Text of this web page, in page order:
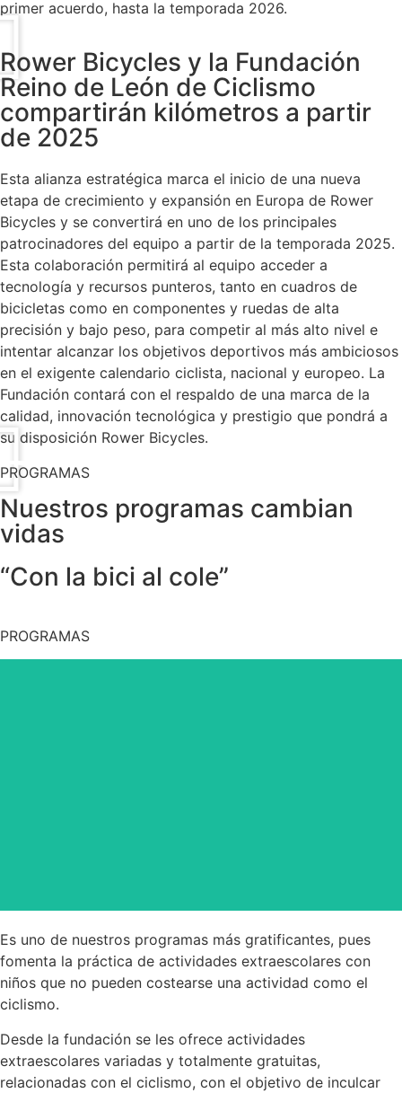
primer acuerdo, hasta la temporada 2026.
Rower Bicycles y la Fundación
Reino de León de Ciclismo
compartirán kilómetros a partir
de 2025
Esta alianza estratégica marca el inicio de una nueva
etapa de crecimiento y expansión en Europa de Rower
Bicycles y se convertirá en uno de los principales
patrocinadores del equipo a partir de la temporada 2025.
Esta colaboración permitirá al equipo acceder a
tecnología y recursos punteros, tanto en cuadros de
bicicletas como en componentes y ruedas de alta
precisión y bajo peso, para competir al más alto nivel e
intentar alcanzar los objetivos deportivos más ambiciosos
en el exigente calendario ciclista, nacional y europeo. La
Fundación contará con el respaldo de una marca de la
calidad, innovación tecnológica y prestigio que pondrá a
su disposición Rower Bicycles.
PROGRAMAS
Nuestros programas cambian
vidas
“Con la bici al cole”
PROGRAMAS
Es uno de nuestros programas más gratificantes, pues
fomenta la práctica de actividades extraescolares con
niños que no pueden costearse una actividad como el
ciclismo.
Desde la fundación se les ofrece actividades
extraescolares variadas y totalmente gratuitas,
relacionadas con el ciclismo, con el objetivo de inculcar